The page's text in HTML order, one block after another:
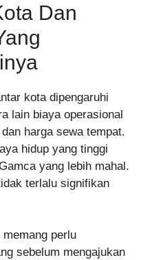
Dan
kota dipengaruhi
lain biaya operasional
harga sewa tempat.
hidup yang tinggi
yang lebih mahal.
terlalu signifikan
perlu
sebelum mengajukan